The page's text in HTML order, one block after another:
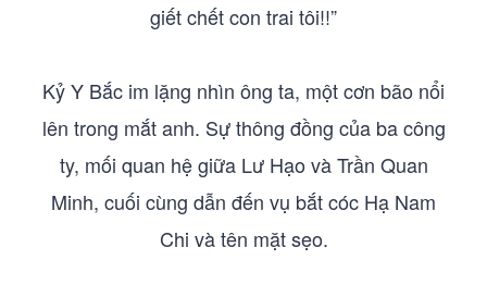
giết chết con trai tôi!!”
Kỷ Y Bắc im lặng nhìn ông ta, một cơn bão nổi
lên trong mắt anh. Sự thông đồng của ba công
ty, mối quan hệ giữa Lư Hạo và Trần Quan
Minh, cuối cùng dẫn đến vụ bắt cóc Hạ Nam
Chi và tên mặt sẹo.